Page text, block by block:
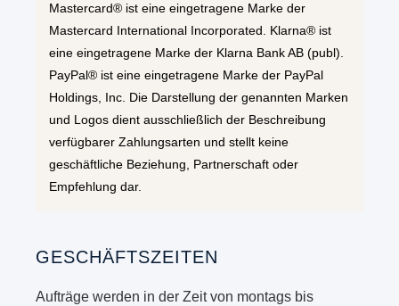
Mastercard® ist eine eingetragene Marke der
Mastercard International Incorporated. Klarna® ist
eine eingetragene Marke der Klarna Bank AB (publ).
PayPal® ist eine eingetragene Marke der PayPal
Holdings, Inc. Die Darstellung der genannten Marken
und Logos dient ausschließlich der Beschreibung
verfügbarer Zahlungsarten und stellt keine
geschäftliche Beziehung, Partnerschaft oder
Empfehlung dar.
GESCHÄFTSZEITEN
Aufträge werden in der Zeit von montags bis